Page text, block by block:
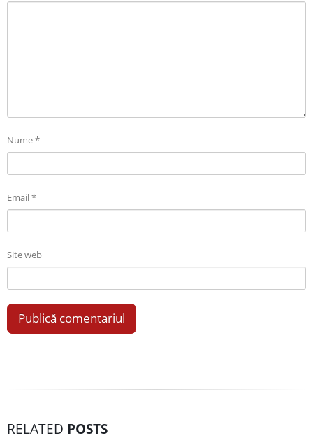
Nume*
Email*
Site web
RELATED POSTS